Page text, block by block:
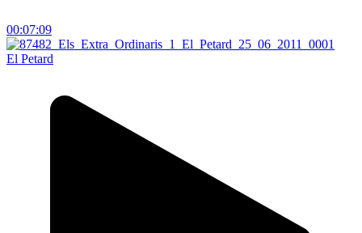
00:07:09
El Petard